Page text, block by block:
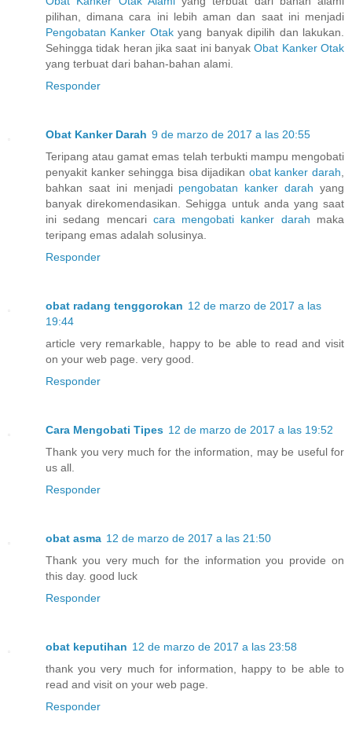
pilihan, dimana cara ini lebih aman dan saat ini menjadi
Pengobatan Kanker Otakyang banyak dipilih dan lakukan.
Sehingga tidak heran jika saat ini banyakObat Kanker Otak
yang terbuat dari bahan-bahan alami.
Responder
Obat Kanker Darah 9 de marzo de 2017 a las 20:55
Teripang atau gamat emas telah terbukti mampu mengobati
penyakit kanker sehingga bisa dijadikan obat kanker darah,
bahkan saat ini menjadi pengobatan kanker darah yang
banyak direkomendasikan. Sehigga untuk anda yang saat
ini sedang mencari cara mengobati kanker darah maka
teripang emas adalah solusinya.
Responder
obat radang tenggorokan 12 de marzo de 2017 a las
19:44
article very remarkable, happy to be able to read and visit
on your web page. very good.
Responder
Cara Mengobati Tipes 12 de marzo de 2017 a las 19:52
Thank you very much for the information, may be useful for
us all.
Responder
obat asma 12 de marzo de 2017 a las 21:50
Thank you very much for the information you provide on
this day. good luck
Responder
obat keputihan 12 de marzo de 2017 a las 23:58
thank you very much for information, happy to be able to
read and visit on your web page.
Responder